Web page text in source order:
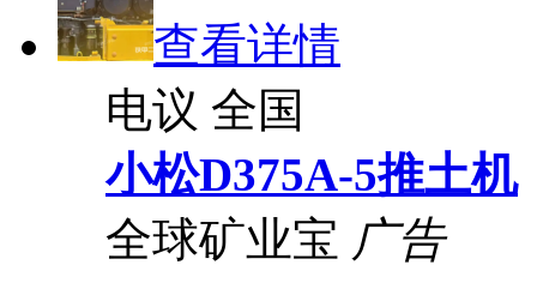
查看详情
电议 全国
小松D375A-5推土机
全球矿业宝 广告